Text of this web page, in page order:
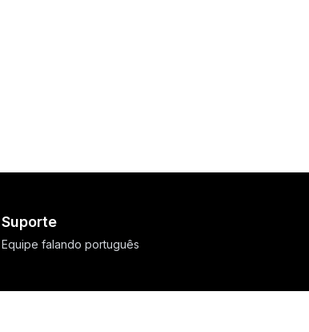
Suporte
Equipe falando português